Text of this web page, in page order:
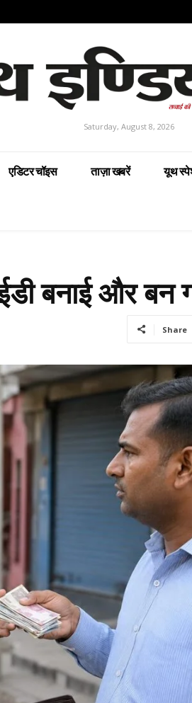
Saturday, August 8, 2026
एडिटर चॉइस ताज़ा खबरें यूथ
बनाई और बन
Share